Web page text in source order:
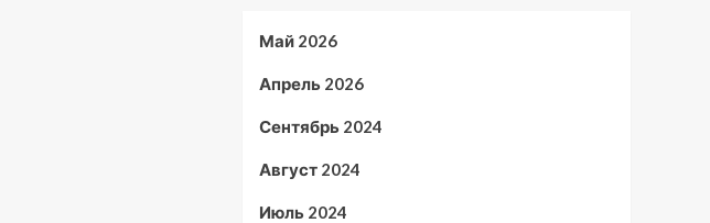
Май 2026
Апрель 2026
Сентябрь 2024
Август 2024
Июль 2024